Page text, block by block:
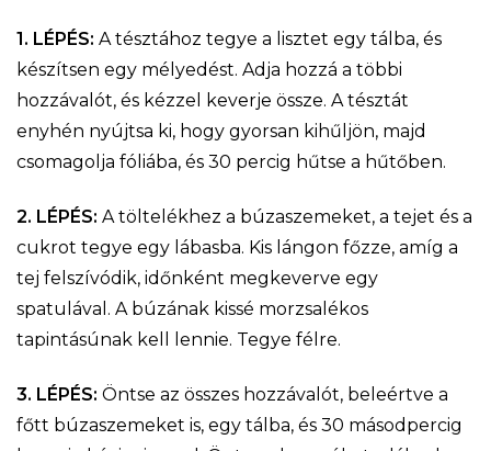
1. LÉPÉS: A tésztához tegye a lisztet egy tálba, és
készítsen egy mélyedést. Adja hozzá a többi
hozzávalót, és kézzel keverje össze. A tésztát
enyhén nyújtsa ki, hogy gyorsan kihűljön, majd
csomagolja fóliába, és 30 percig hűtse a hűtőben.
2. LÉPÉS: A töltelékhez a búzaszemeket, a tejet és a
cukrot tegye egy lábasba. Kis lángon főzze, amíg a
tej felszívódik, időnként megkeverve egy
spatulával. A búzának kissé morzsalékos
tapintásúnak kell lennie. Tegye félre.
3. LÉPÉS: Öntse az összes hozzávalót, beleértve a
főtt búzaszemeket is, egy tálba, és 30 másodpercig